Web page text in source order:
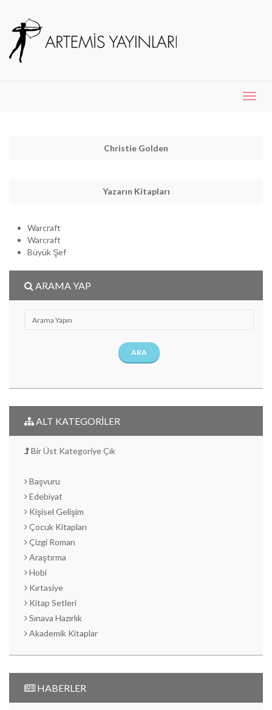
Christie Golden
Yazarın Kitapları
Warcraft
Warcraft
Büyük Şef
ARAMA YAP
ARA
ALT KATEGORİLER
Bir Üst Kategoriye Çık
Başvuru
Edebiyat
Kişisel Gelişim
Çocuk Kitapları
Çizgi Roman
Araştırma
Hobi
Kırtasiye
Kitap Setleri
Sınava Hazırlık
Akademik Kitaplar
HABERLER